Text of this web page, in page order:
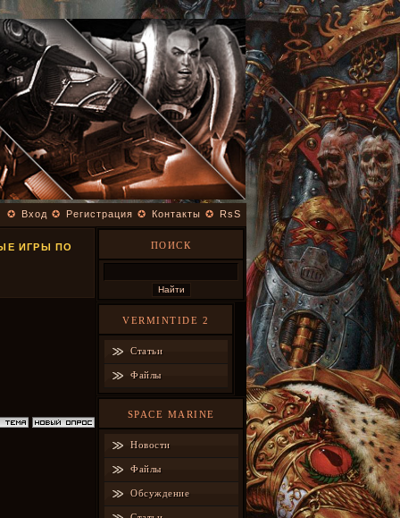
✪ Вход ✪ Регистрация ✪ Контакты ✪ RsS
ИГРЫ ПО ПОИСК
VERMINTIDE 2
Статьи
Файлы
SPACE MARINE
Новости
Файлы
Обсуждение